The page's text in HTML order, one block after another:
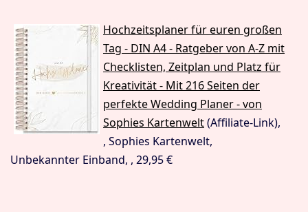
Hochzeitsplaner für euren großen
Tag - DIN A4 - Ratgeber von A-Z mit
Checklisten, Zeitplan und Platz für
Kreativität - Mit 216 Seiten der
perfekte Wedding Planer - von
Sophies Kartenwelt(Affiliate-Link),
, Sophies Kartenwelt,
Unbekannter Einband, , 29,95 €